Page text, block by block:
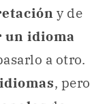
y de
idioma
a otro.
, pero